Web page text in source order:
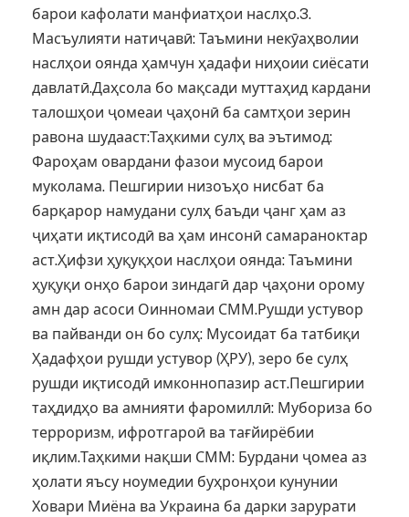
барои кафолати манфиатҳои наслҳо.3.
Масъулияти натиҷавӣ: Таъмини некӯаҳволии
наслҳои оянда ҳамчун ҳадафи ниҳоии сиёсати
давлатӣ.Даҳсола бо мақсади муттаҳид кардани
талошҳои ҷомеаи ҷаҳонӣ ба самтҳои зерин
равона шудааст:Таҳкими сулҳ ва эътимод:
Фароҳам овардани фазои мусоид барои
муколама. Пешгирии низоъҳо нисбат ба
барқарор намудани сулҳ баъди ҷанг ҳам аз
ҷиҳати иқтисодӣ ва ҳам инсонӣ самараноктар
аст.Ҳифзи ҳуқуқҳои наслҳои оянда: Таъмини
ҳуқуқи онҳо барои зиндагӣ дар ҷаҳони орому
амн дар асоси Оинномаи СММ.Рушди устувор
ва пайванди он бо сулҳ: Мусоидат ба татбиқи
Ҳадафҳои рушди устувор (ҲРУ), зеро бе сулҳ
рушди иқтисодӣ имконнопазир аст.Пешгирии
таҳдидҳо ва амнияти фаромиллӣ: Мубориза бо
терроризм, ифротгароӣ ва тағйирёбии
иқлим.Таҳкими нақши СММ: Бурдани ҷомеа аз
ҳолати яъсу ноумедии буҳронҳои кунунии
Ховари Миёна ва Украина ба дарки зарурати